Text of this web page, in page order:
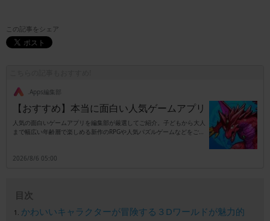
この記事をシェア
.Apps編集部
【おすすめ】本当に面白い人気ゲームアプリ
人気の面白いゲームアプリを編集部が厳選してご紹介。子どもから大人
まで幅広い年齢層で楽しめる新作のRPGや人気パズルゲームなどをご紹
2026/8/6 05:00
目次
かわいいキャラクターが冒険する３Dワールドが魅力的